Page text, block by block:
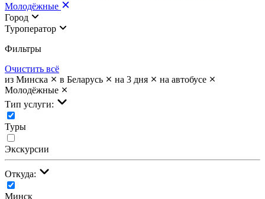
Молодёжные
Город
Туроператор
Фильтры
Очистить всё
из Минска
в Беларусь на 3 дня
на автобусе
Молодёжные
Тип услуги:
Туры
Экскурсии
Откуда:
Минск